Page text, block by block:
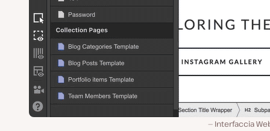
Interfaccia